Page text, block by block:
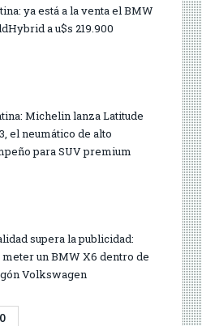
ya está a la venta el BMW
a u$s 219.900
Michelin lanza Latitude
el neumático de alto
para SUV premium
supera la publicidad:
un BMW X6 dentro de
Volkswagen